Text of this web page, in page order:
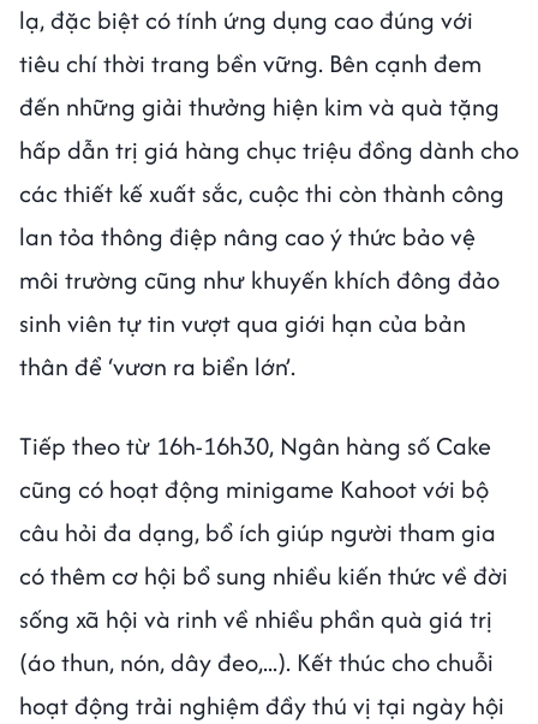
lạ, đặc biệt có tính ứng dụng cao đúng với
tiêu chí thời trang bền vững. Bên cạnh đem
đến những giải thưởng hiện kim và quà tặng
hấp dẫn trị giá hàng chục triệu đồng dành cho
các thiết kế xuất sắc, cuộc thi còn thành công
lan tỏa thông điệp nâng cao ý thức bảo vệ
môi trường cũng như khuyến khích đông đảo
sinh viên tự tin vượt qua giới hạn của bản
thân để ‘vươn ra biển lớn’.
Tiếp theo từ 16h-16h30, Ngân hàng số Cake
cũng có hoạt động minigame Kahoot với bộ
câu hỏi đa dạng, bổ ích giúp người tham gia
có thêm cơ hội bổ sung nhiều kiến thức về đời
sống xã hội và rinh về nhiều phần quà giá trị
(áo thun, nón, dây đeo,...). Kết thúc cho chuỗi
hoạt động trải nghiệm đầy thú vị tại ngày hội